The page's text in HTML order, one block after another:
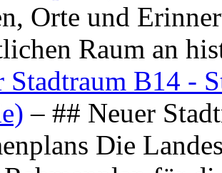
Orte und
Raum an
Stadtraum B14 -
– ## Neuer
Die